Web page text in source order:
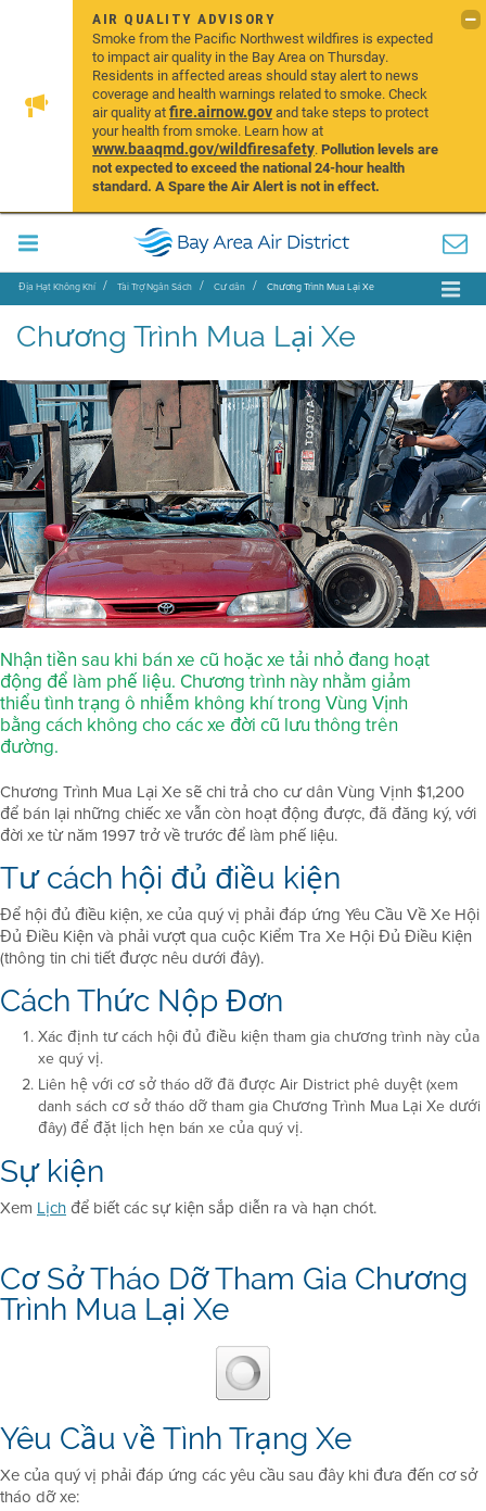
AIR QUALITY ADVISORY
Smoke from the Pacific Northwest wildfires is expected
to impact air quality in the Bay Area on Thursday.
Residents in affected areas should stay alert to news
coverage and health warnings related to smoke. Check
air quality atfire.airnow.govand take steps to protect
your health from smoke. Learn how at
www.baaqmd.gov/wildfiresafety.Pollution levels are
not expected to exceed the national 24-hour health
standard. A Spare the Air Alert is not in effect.
Địa Hạt Không Khí Tài Trợ Ngân Sách Cư dân Chương Trình Mua Lại Xe
Chương Trình Mua Lại Xe
Nhận tiền sau khi bán xe cũ hoặc xe tải nhỏ đang hoạt
động để làm phế liệu. Chương trình này nhằm giảm
thiểu tình trạng ô nhiễm không khí trong Vùng Vịnh
bằng cách không cho các xe đời cũ lưu thông trên
đường.
Chương Trình Mua Lại Xe sẽ chi trả cho cư dân Vùng Vịnh $1,200
để bán lại những chiếc xe vẫn còn hoạt động được, đã đăng ký, với
đời xe từ năm 1997 trở về trước để làm phế liệu.
Tư cách hội đủ điều kiện
Để hội đủ điều kiện, xe của quý vị phải đáp ứng Yêu Cầu Về Xe Hội
Đủ Điều Kiện và phải vượt qua cuộc Kiểm Tra Xe Hội Đủ Điều Kiện
(thông tin chi tiết được nêu dưới đây).
Cách Thức Nộp Đơn
Xác định tư cách hội đủ điều kiện tham gia chương trình này của
xe quý vị.
Liên hệ với cơ sở tháo dỡ đã được Air District phê duyệt (xem
danh sách cơ sở tháo dỡ tham gia Chương Trình Mua Lại Xe dưới
đây) để đặt lịch hẹn bán xe của quý vị.
Sự kiện
Xem Lịch để biết các sự kiện sắp diễn ra và hạn chót.
Cơ Sở Tháo Dỡ Tham Gia Chương
Trình Mua Lại Xe
Yêu Cầu về Tình Trạng Xe
Xe của quý vị phải đáp ứng các yêu cầu sau đây khi đưa đến cơ sở
tháo dỡ xe: